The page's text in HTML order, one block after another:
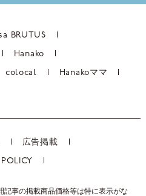
BRUTUS
Hanako
colocal Hanakoママ
広告掲載
事の掲載商品価格等は特に表示がな